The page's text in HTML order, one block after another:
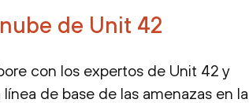
de Unit 42
con los expertos de Unit 42 y
de base de las amenazas en la